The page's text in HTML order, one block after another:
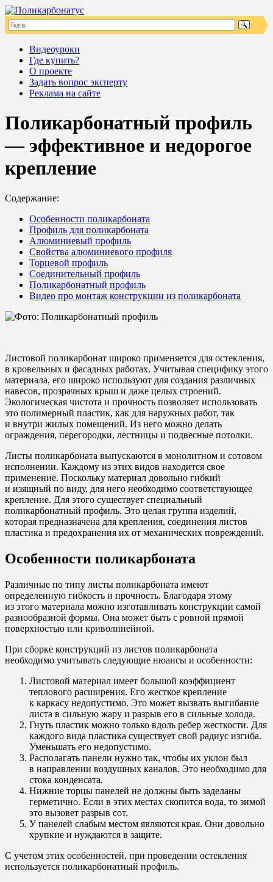
Видеоуроки
Где купить?
О проекте
Задать вопрос эксперту
Реклама на сайте
Поликарбонатный профиль
— эффективное и недорогое
крепление
Содержание:
Особенности поликарбоната
Профиль для поликарбоната
Алюминиевый профиль
Свойства алюминиевого профиля
Торцевой профиль
Соединительный профиль
Поликарбонатный профиль
Видео про монтаж конструкции из поликарбоната
Листовой поликарбонат широко применяется для остекления,
в кровельных и фасадных работах. Учитывая специфику этого
материала, его широко используют для создания различных
навесов, прозрачных крыш и даже целых строений.
Экологическая чистота и прочность позволяет использовать
это полимерный пластик, как для наружных работ, так
и внутри жилых помещений. Из него можно делать
ограждения, перегородки, лестницы и подвесные потолки.
Листы поликарбоната выпускаются в монолитном и сотовом
исполнении. Каждому из этих видов находится свое
применение. Поскольку материал довольно гибкий
и изящный по виду, для него необходимо соответствующее
крепление. Для этого существует специальный
поликарбонатный профиль. Это целая группа изделий,
которая предназначена для крепления, соединения листов
пластика и предохранения их от механических повреждений.
Особенности поликарбоната
Различные по типу листы поликарбоната имеют
определенную гибкость и прочность. Благодаря этому
из этого материала можно изготавливать конструкции самой
разнообразной формы. Она может быть с ровной прямой
поверхностью или криволинейной.
При сборке конструкций из листов поликарбоната
необходимо учитывать следующие нюансы и особенности:
Листовой материал имеет большой коэффициент
теплового расширения. Его жесткое крепление
к каркасу недопустимо. Это может вызвать выгибание
листа в сильную жару и разрыв его в сильные холода.
Гнуть пластик можно только вдоль ребер жесткости. Для
каждого вида пластика существует свой радиус изгиба.
Уменьшать его недопустимо.
Располагать панели нужно так, чтобы их уклон был
в направлении воздушных каналов. Это необходимо для
стока конденсата.
Нижние торцы панелей не должны быть заделаны
герметично. Если в этих местах скопится вода, то зимой
это вызовет разрыв сот.
У панелей слабым местом являются края. Они довольно
хрупкие и нуждаются в защите.
С учетом этих особенностей, при проведении остекления
используется поликарбонатный профиль.